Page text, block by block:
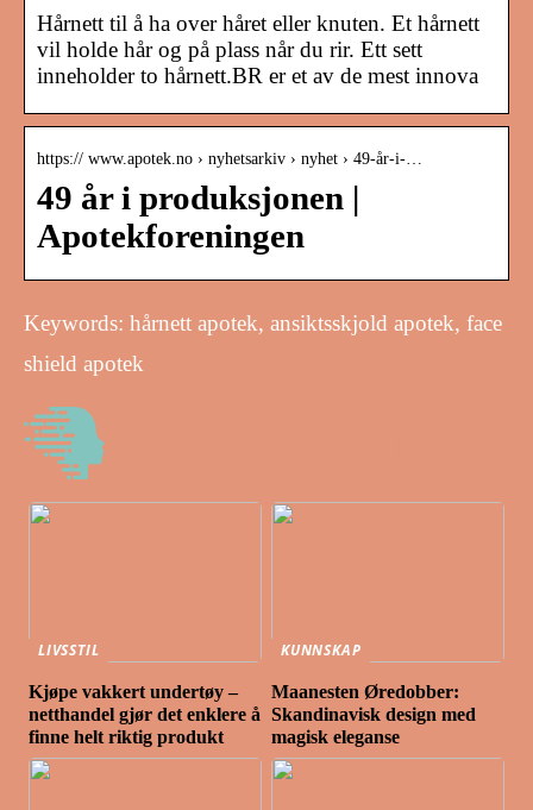
Hårnett til å ha over håret eller knuten. Et hårnett
vil holde hår og på plass når du rir. Ett sett
inneholder to hårnett.BR er et av de mest innova
https:// www.apotek.no › nyhetsarkiv › nyhet › 49-år-i-…
49 år i produksjonen |
Apotekforeningen
Keywords: hårnett apotek, ansiktsskjold apotek, face
shield apotek
LIVSSTIL
Kjøpe vakkert undertøy –
netthandel gjør det enklere å
finne helt riktig produkt
KUNNSKAP
Maanesten Øredobber:
Skandinavisk design med
magisk eleganse